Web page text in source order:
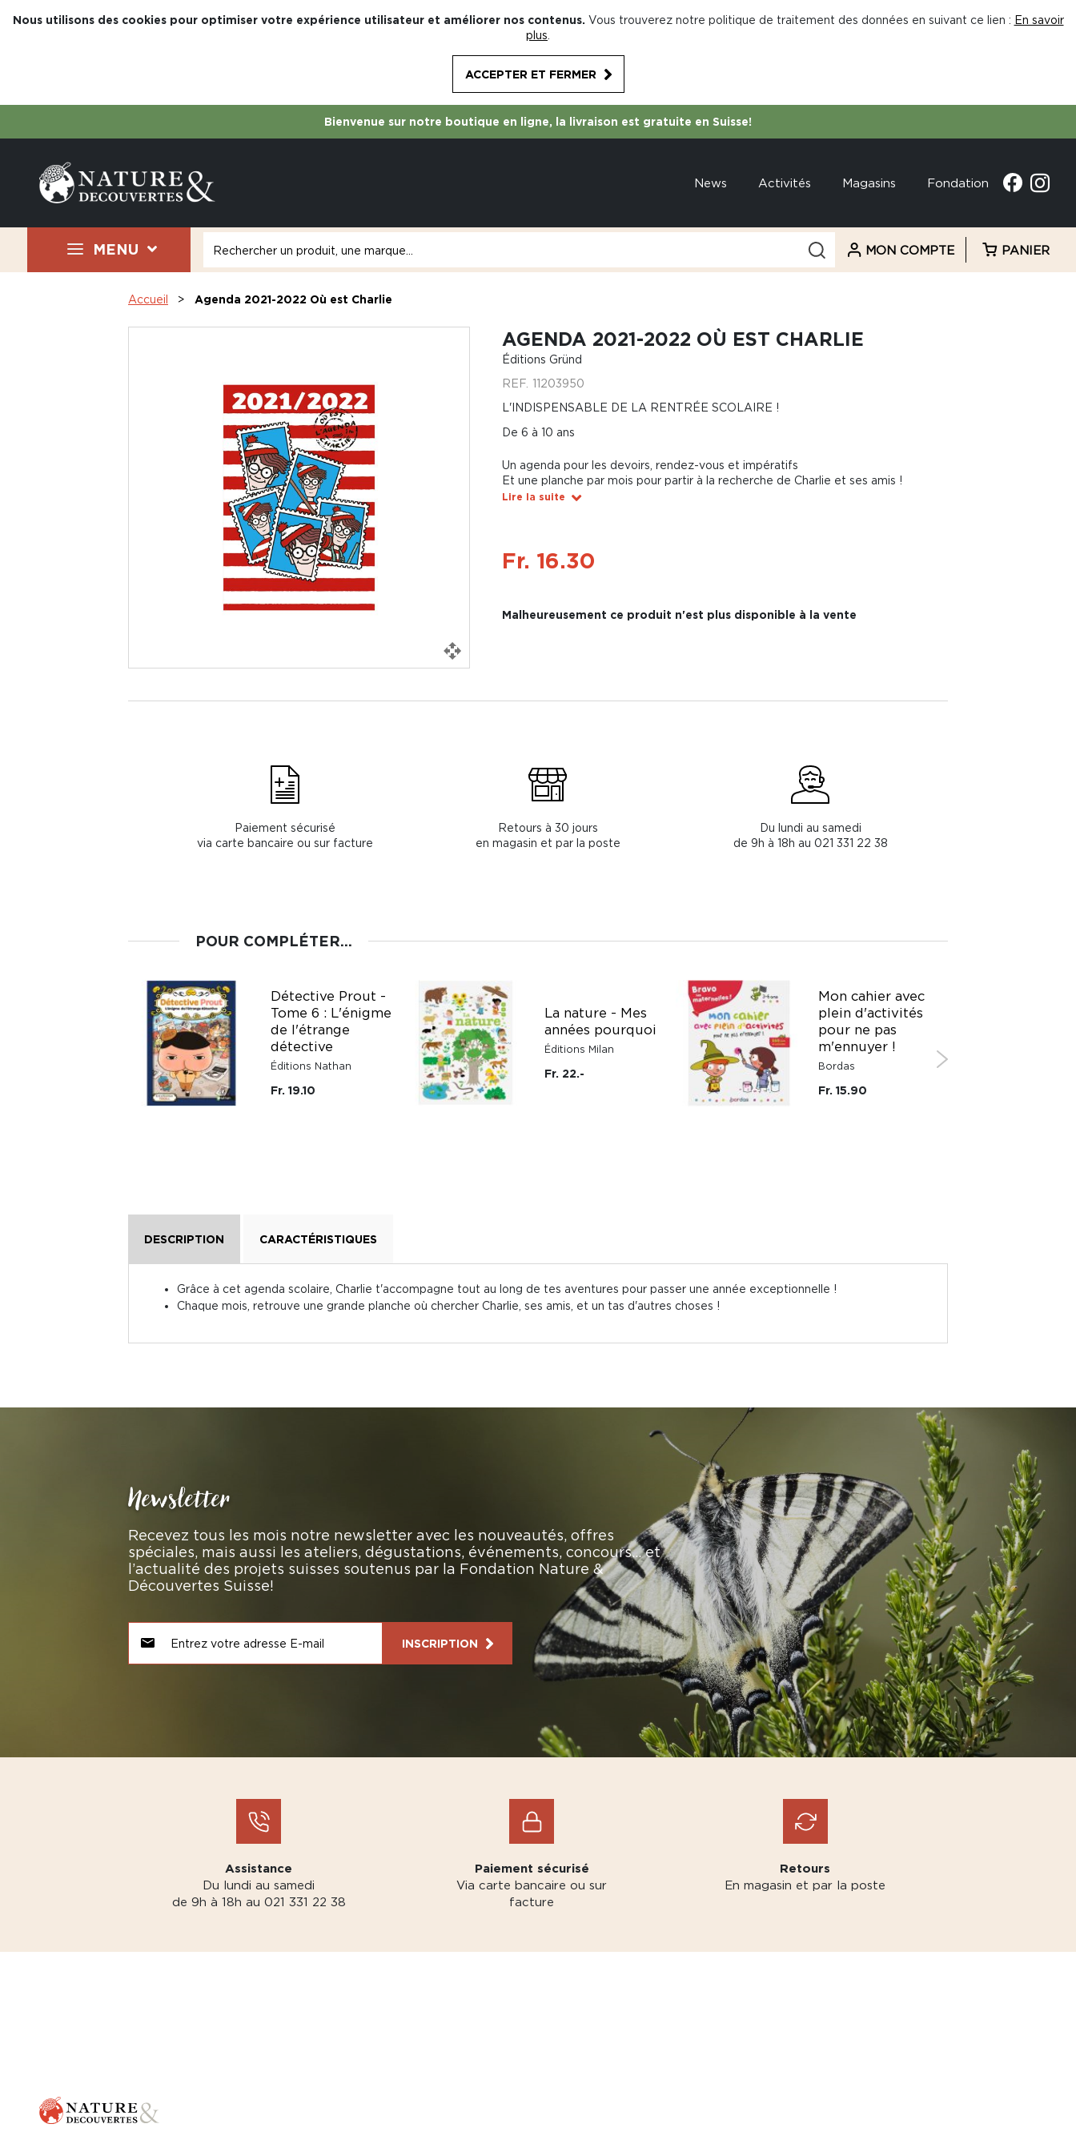
Nous utilisons des cookies pour optimiser votre expérience utilisateur et améliorer nos contenus. Vous trouverez notre politique de traitement des données en suivant ce lien : En savoir
plus
ACCEPTER ET FERMER
Bienvenue sur notre boutique en ligne, la livraison est gratuite en Suisse!
News Activités Magasins Fondation
MENU MON COMPTE PANIER
Accueil Agenda 2021-2022 Où est Charlie
AGENDA 2021-2022 OÙ EST CHARLIE
Éditions Gründ
REF. 11203950
L'INDISPENSABLE DE LA RENTRÉE SCOLAIRE !
De 6 à 10 ans
Un agenda pour les devoirs, rendez-vous et impératifs
Et une planche par mois pour partir à la recherche de Charlie et ses amis !
Lire la suite
Fr. 16.30
Malheureusement ce produit n'est plus disponible à la vente
Paiement sécurisé
via carte bancaire ou sur facture
Retours à 30 jours
en magasin et par la poste
Du lundi au samedi
de 9h à 18h au 021 331 22 38
POUR COMPLÉTER...
Détective Prout -
Tome 6 : L'énigme
de l'étrange
détective
Éditions Nathan
Fr. 19.10
La nature - Mes
années pourquoi
Éditions Milan
Fr. 22.-
Mon cahier avec
plein d'activités
pour ne pas
m'ennuyer !
Bordas
Fr. 15.90
DESCRIPTION CARACTÉRISTIQUES
Grâce à cet agenda scolaire, Charlie t'accompagne tout au long de tes aventures pour passer une année exceptionnelle !
Chaque mois, retrouve une grande planche où chercher Charlie, ses amis, et un tas d'autres choses !
Newsletter
Recevez tous les mois notre newsletter avec les nouveautés, offres
spéciales, mais aussi les ateliers, dégustations, événements, concours… et
l’actualité des projets suisses soutenus par la Fondation Nature &
Découvertes Suisse!
INSCRIPTION
Assistance
Du lundi au samedi
de 9h à 18h au 021 331 22 38
Paiement sécurisé
Via carte bancaire ou sur
facture
Retours
En magasin et par la poste